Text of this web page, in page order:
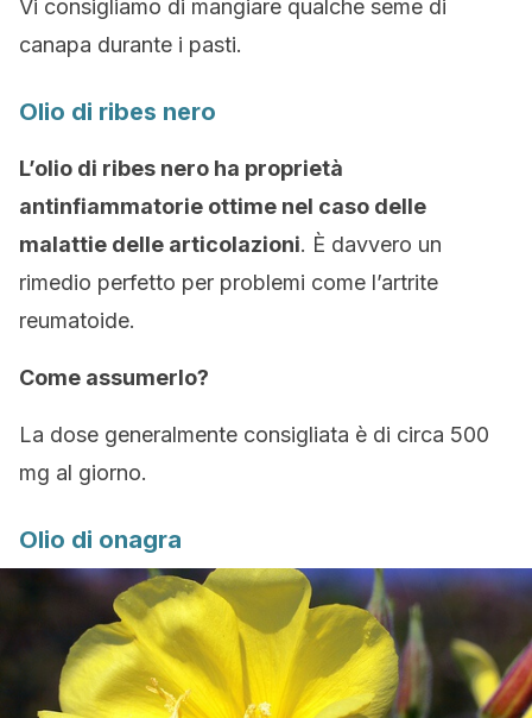
Vi consigliamo di mangiare qualche seme di
canapa durante i pasti.
Olio di ribes nero
L’olio di ribes nero ha proprietà
antinfiammatorie ottime nel caso delle
malattie delle articolazioni. È davvero un
rimedio perfetto per problemi come l’artrite
reumatoide.
Come assumerlo?
La dose generalmente consigliata è di circa 500
mg al giorno.
Olio di onagra